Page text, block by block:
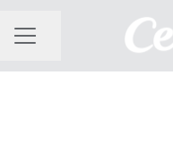
KARRIÄRMENY
Dela sidan